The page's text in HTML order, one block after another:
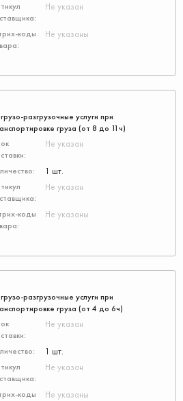
Не указан
Не указаны
разгрузочные услуги при
груза (от 8 до 11ч)
Не указан
1 шт.
Не указан
Не указаны
разгрузочные услуги при
груза (от 4 до 6ч)
Не указан
1 шт.
Не указан
Не указаны